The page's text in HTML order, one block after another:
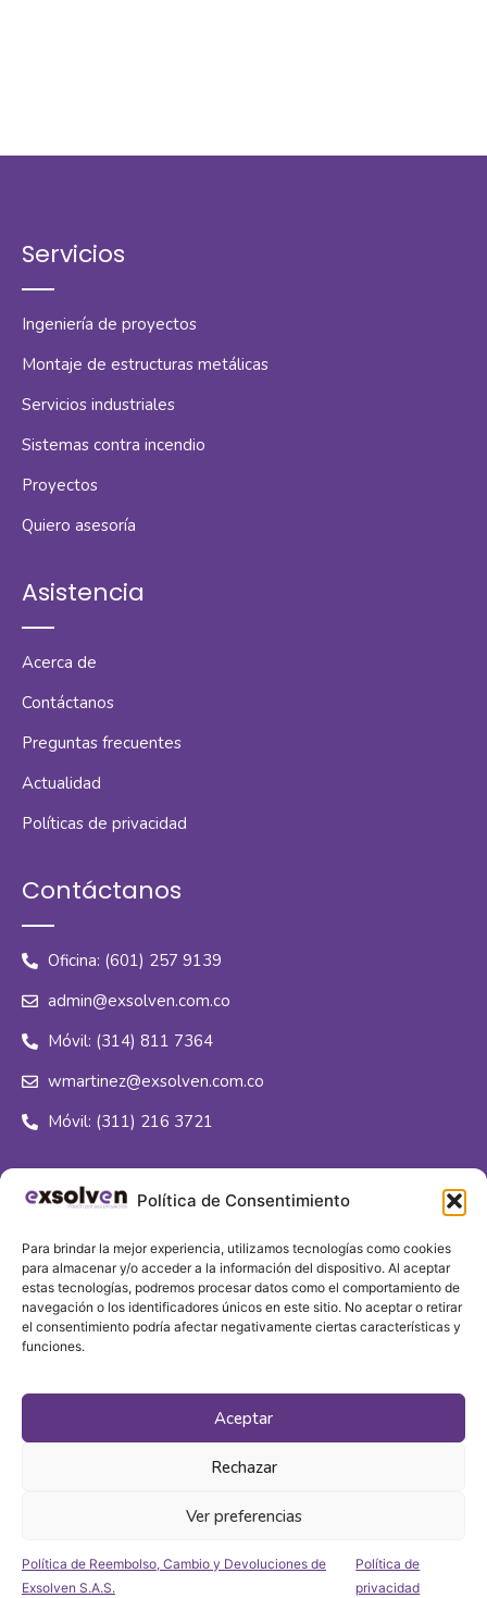
Política de Consentimiento
Para brindar la mejor experiencia, utilizamos tecnologías como cookies
para almacenar y/o acceder a la información del dispositivo. Al aceptar
estas tecnologías, podremos procesar datos como el comportamiento de
navegación o los identificadores únicos en este sitio. No aceptar o retirar
el consentimiento podría afectar negativamente ciertas características y
funciones.
Aceptar
Rechazar
Ver preferencias
Política de Reembolso, Cambio y Devoluciones de
Exsolven S.A.S.
Política de
privacidad
Servicios
Ingeniería de proyectos
Montaje de estructuras metálicas
Servicios industriales
Sistemas contra incendio
Proyectos
Quiero asesoría
Asistencia
Acerca de
Contáctanos
Preguntas frecuentes
Actualidad
Políticas de privacidad
Contáctanos
Oficina: (601) 257 9139
admin@exsolven.com.co
Móvil: (314) 811 7364
wmartinez@exsolven.com.co
Móvil: (311) 216 3721
Síguenos
Sede principal
Calle 16J # 96c - 80
Bogotá, Colombia
Desarrollo 2024©Axekon Group
agencia SEO